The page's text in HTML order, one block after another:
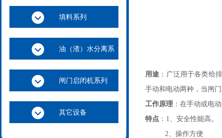
填料系列
油（渣）水分离系
列
闸门启闭机系列
其它设备
用途 ：广泛用于各类给
手动和电动两种，当闸
工作原理 ：在手动或电
特点 ：1、安全性能高。
2、操作方便